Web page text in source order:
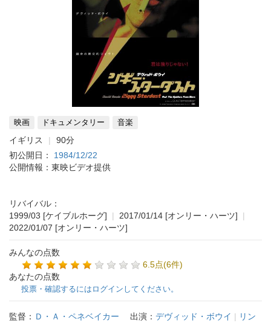
映画 ドキュメンタリー 音楽
イギリス
90分
初公開日： 1984/12/22
公開情報：東映ビデオ提供
リバイバル：
1999/03 [ケイブルホーグ] | 2017/01/14 [オンリー・ハーツ]
|
2022/01/07 [オンリー・ハーツ]
みんなの点数
6.5点(6件)
あなたの点数
投票・確認するにはログインしてください。
監督： Ｄ・Ａ・ペネベイカー 出演： デヴィッド・ボウイ | リン